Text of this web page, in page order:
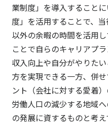
業制度」を導入すること
度」を活用することで、
以外の余暇の時間を活用
ことで自らのキャリアプ
収入向上や自分がやりた
方を実現できる一方、併
ント（会社に対する愛着
労働人口の減少する地域
の発展に資するものと考え